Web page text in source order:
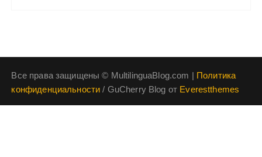
Все права защищены © MultilinguaBlog.com | Политика
конфиденциальности / GuCherry Blog от Everestthemes